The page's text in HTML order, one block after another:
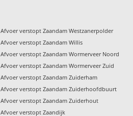
Afvoer verstopt Zaandam Westzanerpolder
Afvoer verstopt Zaandam Willis
Afvoer verstopt Zaandam Wormerveer Noord
Afvoer verstopt Zaandam Wormerveer Zuid
Afvoer verstopt Zaandam Zuiderham
Afvoer verstopt Zaandam Zuiderhoofdbuurt
Afvoer verstopt Zaandam Zuiderhout
Afvoer verstopt Zaandijk